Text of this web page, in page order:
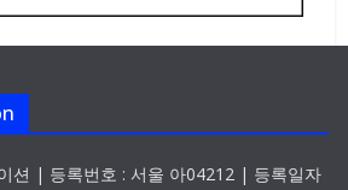
션 | 등록번호 : 서울 아04212 | 등록일자